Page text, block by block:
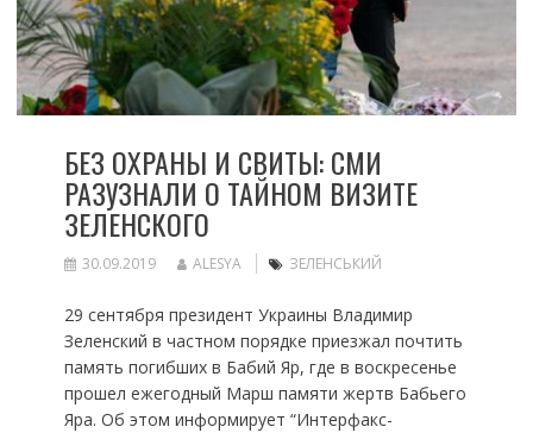
БЕЗ ОХРАНЫ И СВИТЫ: СМИ
РАЗУЗНАЛИ О ТАЙНОМ ВИЗИТЕ
ЗЕЛЕНСКОГО
30.09.2019 ALESYA ЗЕЛЕНСЬКИЙ
29 сентября президент Украины Владимир
Зеленский в частном порядке приезжал почтить
память погибших в Бабий Яр, где в воскресенье
прошел ежегодный Марш памяти жертв Бабьего
Яра. Об этом информирует “Интерфакс-